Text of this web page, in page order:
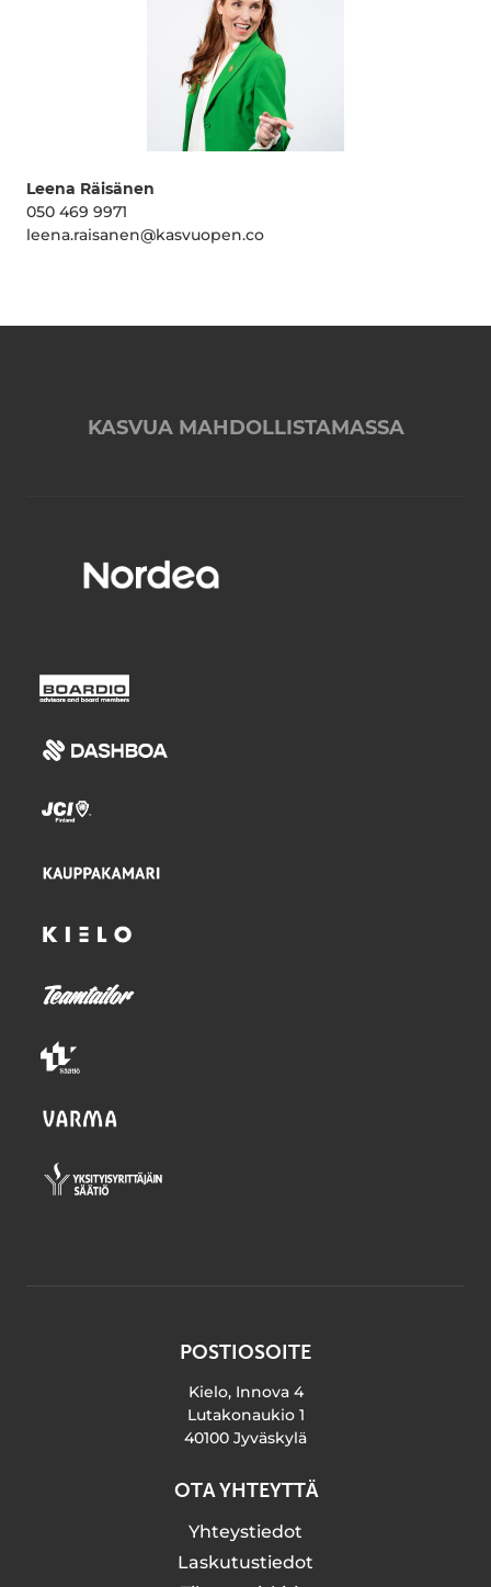
Leena Räisänen
050 469 9971
leena.raisanen@kasvuopen.co
KASVUA MAHDOLLISTAMASSA
POSTIOSOITE
Kielo, Innova 4
Lutakonaukio 1
40100 Jyväskylä
OTA YHTEYTTÄ
Yhteystiedot
Laskutustiedot